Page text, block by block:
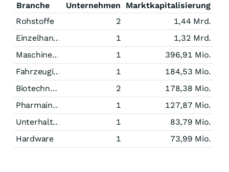
Branche
Unternehmen
Marktkapitalisierung
Rohstoffe
2
1,44 Mrd.
Einzelhandel
1
1,32 Mrd.
Maschinenbau
1
396,91 Mio.
Fahrzeugindustrie
1
184,53 Mio.
Biotechnologie
2
178,38 Mio.
Pharmaindustrie
1
127,87 Mio.
Unterhaltung
1
83,79 Mio.
Hardware
1 73,99 Mio.